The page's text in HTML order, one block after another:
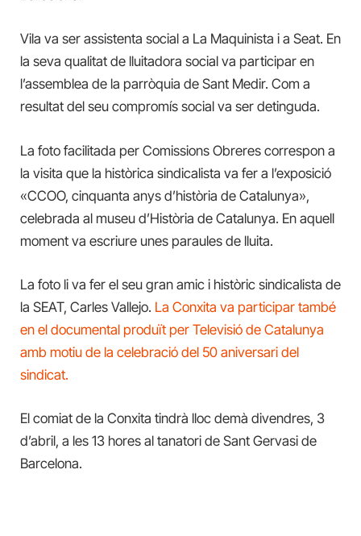
Vila va ser assistenta social a La Maquinista i a Seat. En
la seva qualitat de lluitadora social va participar en
l’assemblea de la parròquia de Sant Medir. Com a
resultat del seu compromís social va ser detinguda.
La foto facilitada per Comissions Obreres correspon a
la visita que la històrica sindicalista va fer a l’exposició
«CCOO, cinquanta anys d’història de Catalunya»,
celebrada al museu d’Història de Catalunya. En aquell
moment va escriure unes paraules de lluita.
La foto li va fer el seu gran amic i històric sindicalista de
la SEAT, Carles Vallejo. La Conxita va participar també
en el documental produït per Televisió de Catalunya
amb motiu de la celebració del 50 aniversari del
sindicat.
El comiat de la Conxita tindrà lloc demà divendres, 3
d’abril, a les 13 hores al tanatori de Sant Gervasi de
Barcelona.